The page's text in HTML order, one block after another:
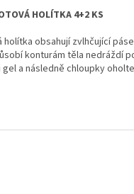
HOLÍTKA 4+2 KS
obsahují zvlhčující
konturám těla nedráždí
a následně chloupky